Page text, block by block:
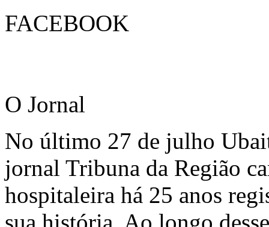
FACEBOOK
O Jornal
No último 27 de julho
jornal Tribuna da Região
hospitaleira há 25 anos